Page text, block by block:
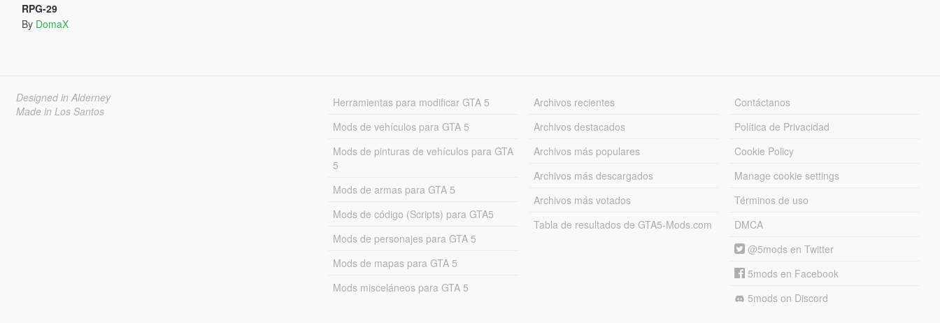
RPG-29
By DomaX
Designed in Alderney
Made in Los Santos
Herramientas para modificar GTA 5
Mods de vehículos para GTA 5
Mods de pinturas de vehículos para GTA
5
Mods de armas para GTA 5
Mods de código (Scripts) para GTA5
Mods de personajes para GTA 5
Mods de mapas para GTA 5
Mods misceláneos para GTA 5
Archivos recientes
Archivos destacados
Archivos más populares
Archivos más descargados
Archivos más votados
Tabla de resultados de GTA5-Mods.com
Contáctanos
Política de Privacidad
Cookie Policy
Manage cookie settings
Términos de uso
DMCA
@5mods en Twitter
5mods en Facebook
5mods on Discord